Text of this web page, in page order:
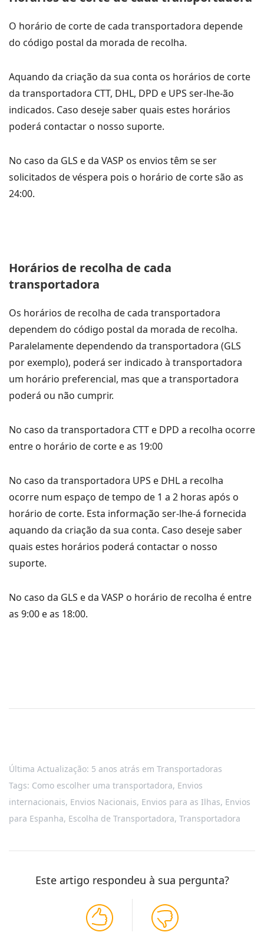
O horário de corte de cada transportadora depende
do código postal da morada de recolha.
Aquando da criação da sua conta os horários de corte
da transportadora CTT, DHL, DPD e UPS ser-lhe-ão
indicados. Caso deseje saber quais estes horários
poderá contactar o nosso suporte.
No caso da GLS e da VASP os envios têm se ser
solicitados de véspera pois o horário de corte são as
24:00.
Horários de recolha de cada
transportadora
Os horários de recolha de cada transportadora
dependem do código postal da morada de recolha.
Paralelamente dependendo da transportadora (GLS
por exemplo), poderá ser indicado à transportadora
um horário preferencial, mas que a transportadora
poderá ou não cumprir.
No caso da transportadora CTT e DPD a recolha ocorre
entre o horário de corte e as 19:00
No caso da transportadora UPS e DHL a recolha
ocorre num espaço de tempo de 1 a 2 horas após o
horário de corte. Esta informação ser-lhe-á fornecida
aquando da criação da sua conta. Caso deseje saber
quais estes horários poderá contactar o nosso
suporte.
No caso da GLS e da VASP o horário de recolha é entre
as 9:00 e as 18:00.
Última Actualização: 5 anos atrás em Transportadoras
Tags: Como escolher uma transportadora, Envios
internacionais, Envios Nacionais, Envios para as Ilhas, Envios
para Espanha, Escolha de Transportadora, Transportadora
Este artigo respondeu à sua pergunta?